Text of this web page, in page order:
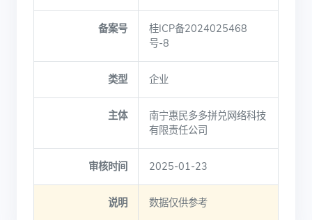
备案号
桂ICP备2024025468
号-8
类型 企业
主体
南宁惠民多多拼兑网络科技
有限责任公司
审核时间 2025-01-23
说明 数据仅供参考